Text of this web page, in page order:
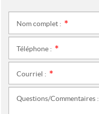
Nom complet :
Téléphone :
Courriel :
Questions/Commentaires :